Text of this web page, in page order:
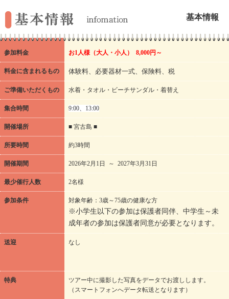
基本情報
参加料金 お1人様（大人・小人） 8,000円～
料金に含まれるもの 体験料、必要器材一式、保険料、税
ご準備いただくもの 水着・タオル・ビーチサンダル・着替え
集合時間 9:00、13:00
開催場所 ■ 宮古島 ■
所要時間 約3時間
開催期間 2026年2月1日 ～ 2027年3月31日
最少催行人数 2名様
参加条件 対象年齢：3歳～75歳の健康な方
※小学生以下の参加は保護者同伴、中学生～未
成年者の参加は保護者同意が必要となります。
送迎 なし
特典
ツアー中に撮影した写真をデータでお渡しします。
（スマートフォンへデータ転送となります）